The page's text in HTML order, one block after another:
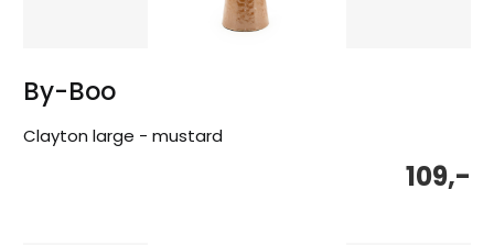
By-Boo
Clayton large - mustard
109,-